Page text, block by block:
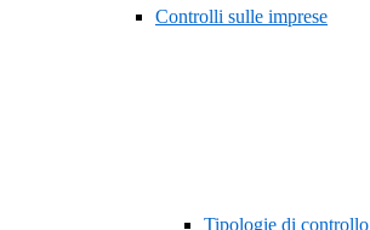
Controlli sulle imprese
Tipologie di controllo